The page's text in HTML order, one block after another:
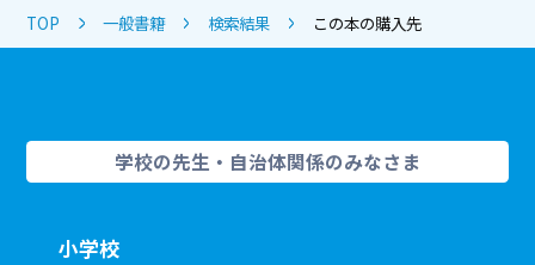
TOP 一般書籍 検索結果 この本の購入先
学校の先生・自治体関係のみなさま
小学校